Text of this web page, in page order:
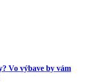
Vo výbave by vám